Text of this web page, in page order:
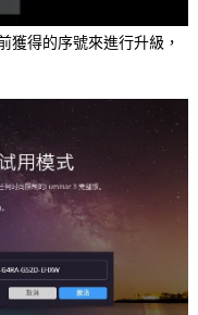
獲得的序號來進行升級，